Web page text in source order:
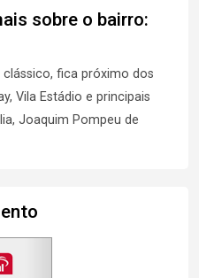
sobre o bairro:
clássico, fica próximo dos
, Vila Estádio e principais
Joaquim Pompeu de